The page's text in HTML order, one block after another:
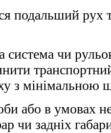
подальший рух
система чи
з мінімальною
або в умовах
чи задніх